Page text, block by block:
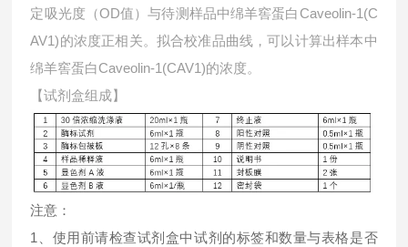
定吸光度（OD值）与待测样品中绵羊窖蛋白Caveolin-1(C
AV1)的浓度正相关。拟合校准品曲线，可以计算出样本中
绵羊窖蛋白Caveolin-1(CAV1)的浓度。
【试剂盒组成】
注意：
1、使用前请检查试剂盒中试剂的标签和数量与表格是否